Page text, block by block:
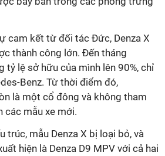
cam kết từ đối tác Đức, Denza X
thành công lớn. Đến tháng
tỷ lệ sở hữu của mình lên 90%, chỉ
Benz. Từ thời điểm đó,
là một cổ đông và không tham
các mẫu xe mới.
trúc, mẫu Denza X bị loại bỏ, và
hiện là Denza D9 MPV với cả hai